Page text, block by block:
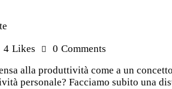
4 Likes 0 Comments
alla produttività come a un
personale? Facciamo subito una